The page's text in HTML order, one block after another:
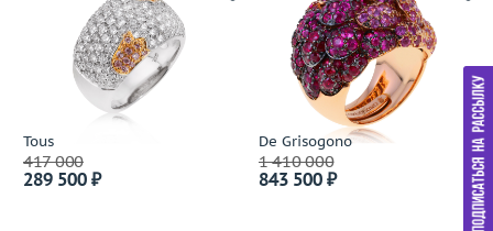
Tous
417 000
289 500 ₽
De Grisogono
1 410 000
843 500 ₽